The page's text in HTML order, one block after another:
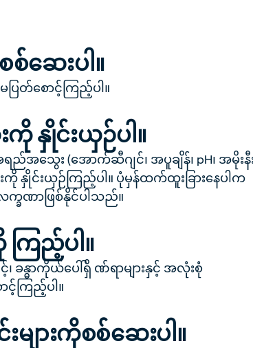
စ်ဆေးပါ။
ပြတ်စောင့်ကြည့်ပါ။
နှိုင်းယှဉ်ပါ။
အသွေး (အောက်ဆီဂျင်၊ အပူချိန်၊ pH၊ အမိုးနီ
းကို နှိုင်းယှဉ်ကြည့်ပါ။ ပုံမှန်ထက်ထူးခြားနေပါက
က္ခဏာဖြစ်နိုင်ပါသည်။
ြည့်ပါ။
င့်၊ ခန္ဓာကိုယ်ပေါ်ရှိ ဏ်ရာများနှင့် အလုံးစုံ
င့်ကြည့်ပါ။
ျားကိုစစ်ဆေးပါ။